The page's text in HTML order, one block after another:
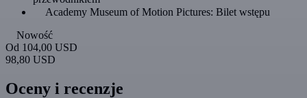
Academy Museum of Motion Pictures: Bilet wstępu
Nowość
Od 104,00 USD
98,80 USD
Oceny i recenzje